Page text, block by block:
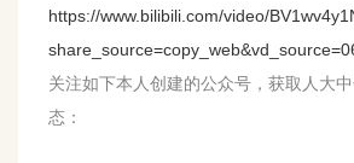
https://www.bilibili.com/video/
关注如下本人创建的公众号，获取人大
态：